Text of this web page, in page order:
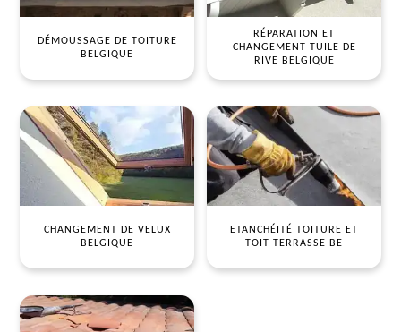
DÉMOUSSAGE DE TOITURE
BELGIQUE
RÉPARATION ET
CHANGEMENT TUILE DE
RIVE BELGIQUE
CHANGEMENT DE VELUX
BELGIQUE
ETANCHÉITÉ TOITURE ET
TOIT TERRASSE BE